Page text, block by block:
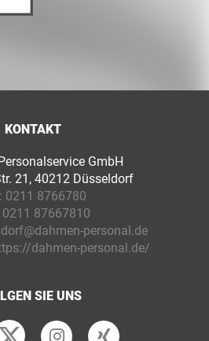
KONTAKT
GmbH
21, 40212 Düsseldorf
0211 8766780
0211 87667810
personal.de
dahmen-personal.de/
SIE UNS